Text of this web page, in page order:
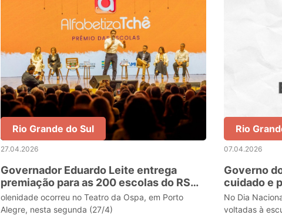
Rio Grande do Sul
27.04.2026
Governador Eduardo Leite entrega
premiação para as 200 escolas do RS
com os melhores resultados no
Programa Alfabetiza Tchê
olenidade ocorreu no Teatro da Ospa, em Porto
Alegre, nesta segunda (27/4)
Rio
07.04.2026
Governo
cuidado e
escolas
No Dia
voltadas à